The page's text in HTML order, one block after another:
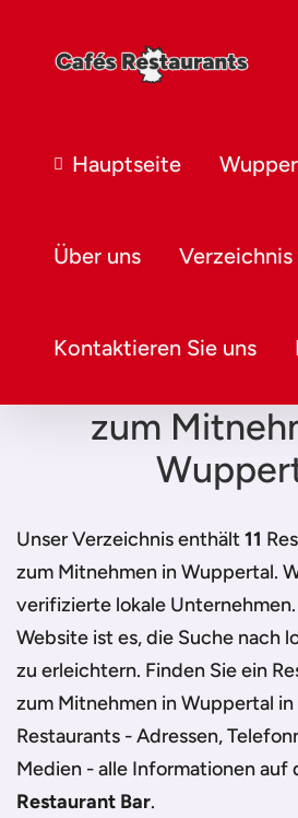
Hauptseite
Über uns Verzeichnis
Kontaktieren Sie uns
zum
Mitnehmen in
Unser Verzeichnis enthält11
zum Mitnehmen in Wuppertal.
verifizierte lokale
Website ist es, die Suche nach
zu erleichtern. Finden Sie ein
zum Mitnehmen in Wuppertal
Restaurants - Adressen,
Medien - alle Informationen auf
Restaurant Bar.